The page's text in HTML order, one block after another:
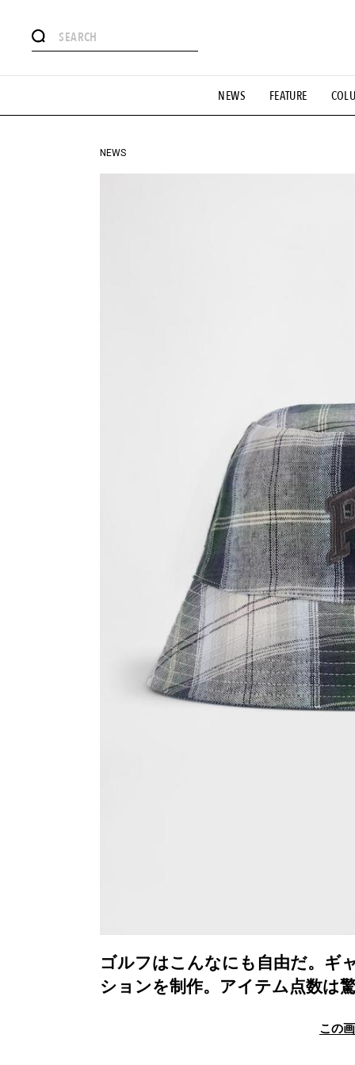
NEWS FEATURE
#憧れの逸品 #ESSENTIAL
#GH 銘品の所以 #フイナムのYouTube #Commune H
#HANDSOME HANDBOOK
NEWS
ゴルフはこんなにも自由だ。ギ
ションを制作。アイテム点数は
この